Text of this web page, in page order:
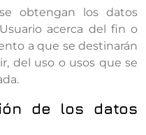
obtengan los datos
acerca del fin o
a que se destinarán
del uso o usos que se
de los datos